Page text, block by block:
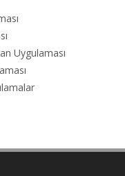
Uygulaması